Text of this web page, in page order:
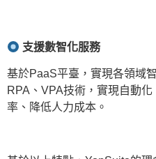
支援數智化服務
基於PaaS平臺，實現各領域
RPA、VPA技術，實現自動
率、降低人力成本。